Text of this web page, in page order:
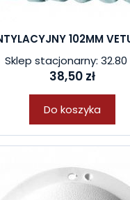
102MM
Sklep stacjonarny: 32.80
38,50 zł
Do koszyka